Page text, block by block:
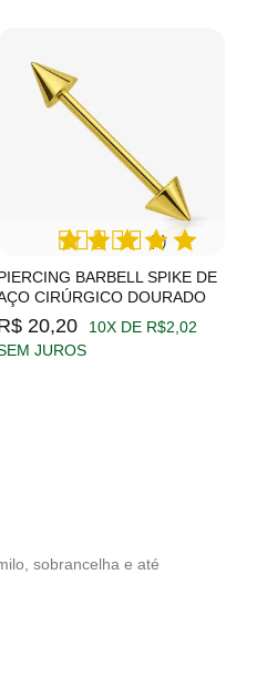
BARBELL SPIKE DE
CIRÚRGICO DOURADO
(1)
20,20
10X DE R$2,02
JUROS
sobrancelha e até